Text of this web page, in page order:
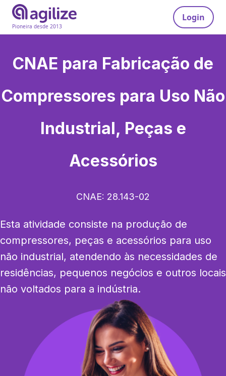
Pioneira desde 2013
Login
CNAE para Fabricação de
Compressores para Uso Não
Industrial, Peças e
Acessórios
CNAE: 28.143-02
Esta atividade consiste na produção de
compressores, peças e acessórios para uso
não industrial, atendendo às necessidades de
residências, pequenos negócios e outros locais
não voltados para a indústria.